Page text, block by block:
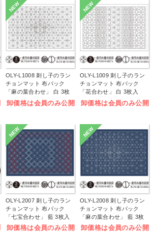
NEW
OLY-L1008 刺し子のラン
チョンマット 布パック
「麻の葉合わせ」 白 3枚
入 (袋)
卸価格は会員のみ公開
NEW
OLY-L1009 刺し子のラン
チョンマット 布パック
「花合わせ」 白 3枚入
(袋)
卸価格は会員のみ公開
NEW
OLY-L2007 刺し子のラン
チョンマット 布パック
「七宝合わせ」 藍 3枚入
(袋)
卸価格は会員のみ公開
NEW
OLY-L2008 刺し子のラン
チョンマット 布パック
「麻の葉合わせ」 藍 3枚
入 (袋)
卸価格は会員のみ公開